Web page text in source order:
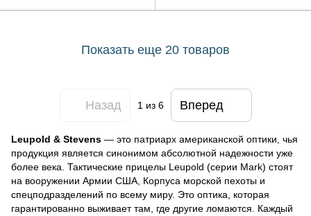
Показать еще 20 товаров
Назад 1из 6 Вперед
Leupold & Stevens — это патриарх американской оптики, чья
продукция является синонимом абсолютной надежности уже
более века. Тактические прицелы Leupold (серии Mark) стоят
на вооружении Армии США, Корпуса морской пехоты и
спецподразделений по всему миру. Это оптика, которая
гарантированно выживает там, где другие ломаются. Каждый